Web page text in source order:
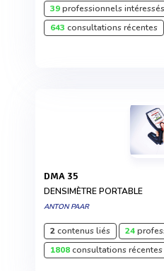
39professionnels intéressés
643 consultations récentes
DMA 35
DENSIMÈTRE PORTABLE
ANTON PAAR
2contenus liés 24
1808consultations récentes